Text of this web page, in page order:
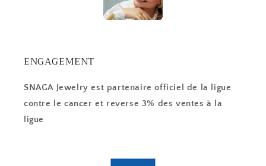
ENGAGEMENT
SNAGA Jewelry est partenaire officiel de la ligue
contre le cancer et reverse 3% des ventes à la
ligue